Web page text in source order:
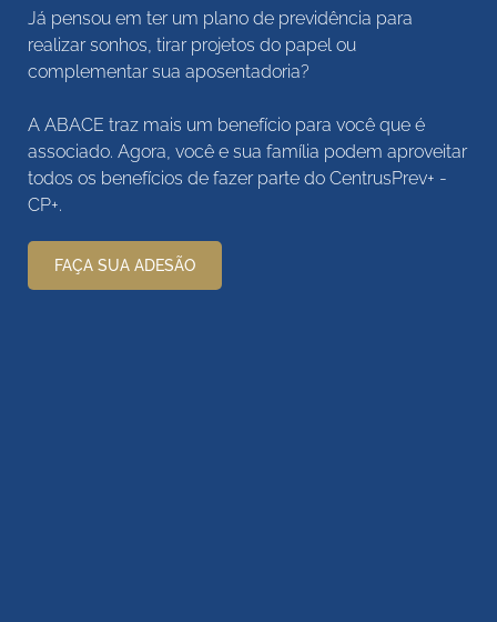
Já pensou em ter um plano de previdência para
realizar sonhos, tirar projetos do papel ou
complementar sua aposentadoria?
A ABACE traz mais um benefício para você que é
associado. Agora, você e sua família podem aproveitar
todos os benefícios de fazer parte do CentrusPrev+ -
CP+.
FAÇA SUA ADESÃO